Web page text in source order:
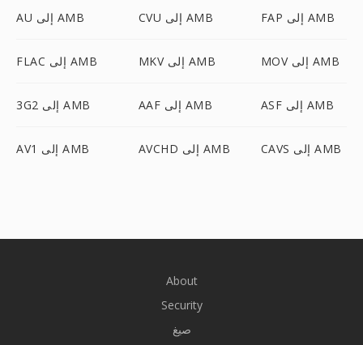
AU إلى AMB CVU إلى AMB FAP إلى AMB
FLAC إلى AMB MKV إلى AMB MOV إلى AMB
3G2 إلى AMB AAF إلى AMB ASF إلى AMB
AV1 إلى AMB AVCHD إلى AMB CAVS إلى AMB
About
Security
صيغ